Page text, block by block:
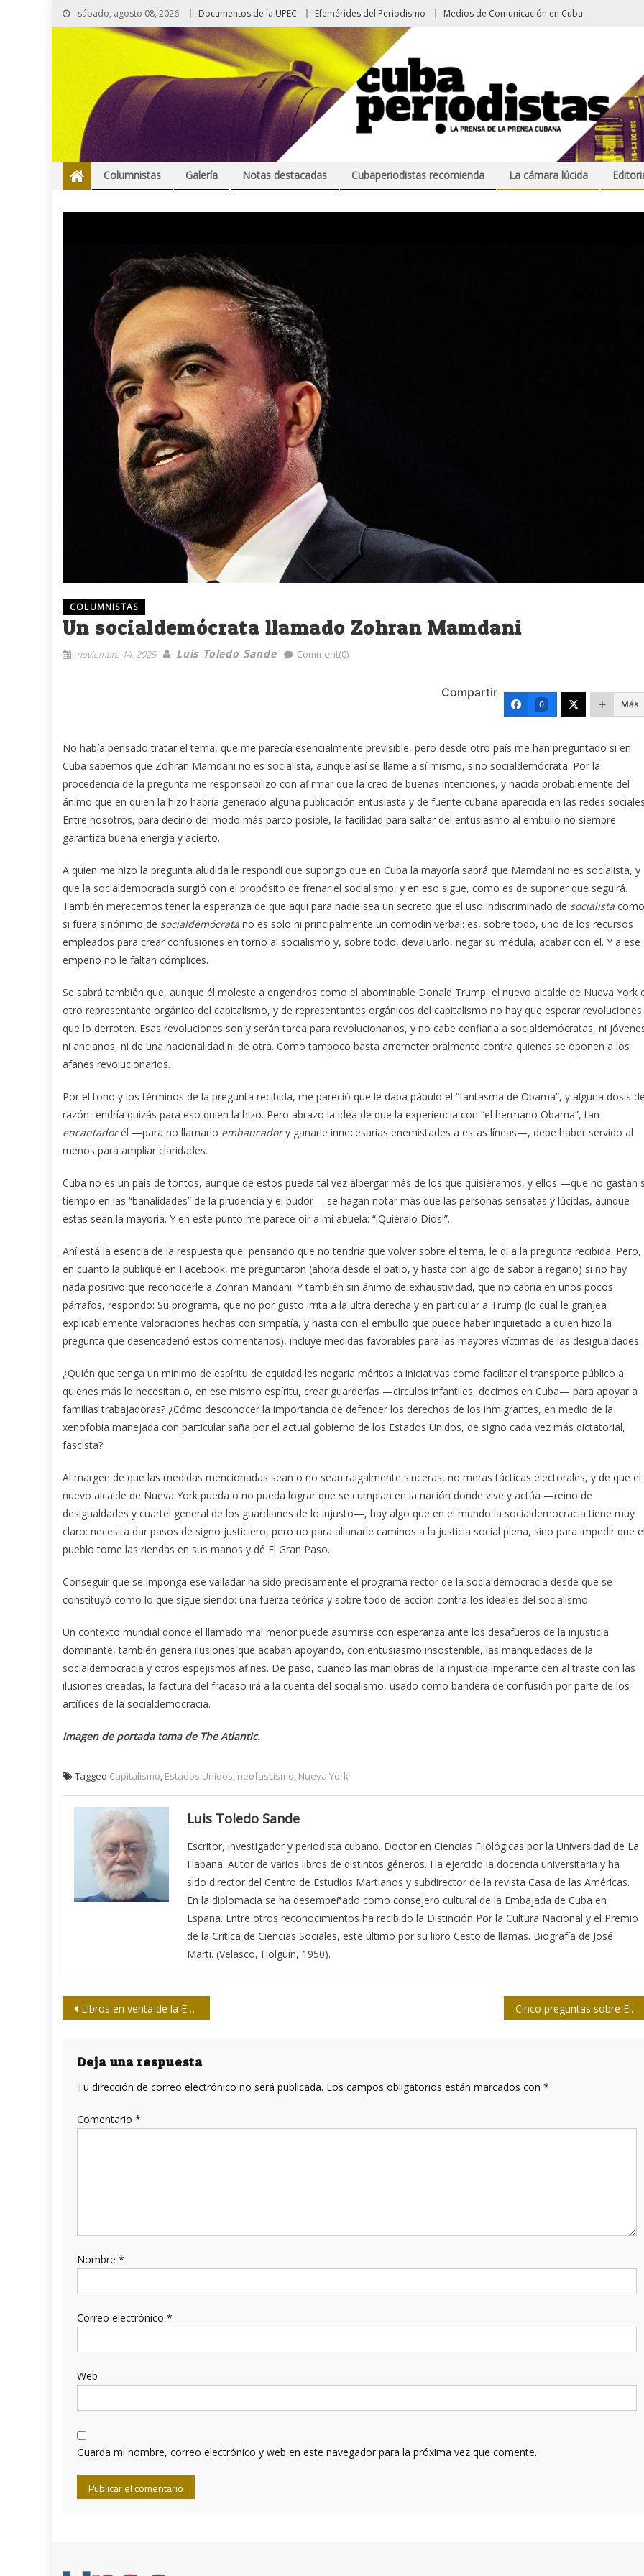
sábado, agosto 08, 2026 Documentos de la UPEC Efemérides del Periodismo Medios de Comunicación en Cuba
Columnistas Galería Notas destacadas Cubaperiodistas recomienda La cámara lúcida
COLUMNISTAS
Un socialdemócrata llamado Zohran Mamdani
noviembre 14, 2025 Luis Toledo Sande Comment(0)
Compartir
0 Más
No había pensado tratar el tema, que me parecía esencialmente previsible, pero desde otro país me han preguntado si en
Cuba sabemos que Zohran Mamdani no es socialista, aunque así se llame a sí mismo, sino socialdemócrata. Por la
procedencia de la pregunta me responsabilizo con afirmar que la creo de buenas intenciones, y nacida probablemente del
ánimo que en quien la hizo habría generado alguna publicación entusiasta y de fuente cubana aparecida en las redes
Entre nosotros, para decirlo del modo más parco posible, la facilidad para saltar del entusiasmo al embullo no siempre
garantiza buena energía y acierto.
A quien me hizo la pregunta aludida le respondí que supongo que en Cuba la mayoría sabrá que Mamdani no es socialista, y
que la socialdemocracia surgió con el propósito de frenar el socialismo, y en eso sigue, como es de suponer que seguirá.
También merecemos tener la esperanza de que aquí para nadie sea un secreto que el uso indiscriminado de socialista como
si fuera sinónimo de socialdemócrata no es solo ni principalmente un comodín verbal: es, sobre todo, uno de los recursos
empleados para crear confusiones en torno al socialismo y, sobre todo, devaluarlo, negar su médula, acabar con él. Y a ese
empeño no le faltan cómplices.
Se sabrá también que, aunque él moleste a engendros como el abominable Donald Trump, el nuevo alcalde de Nueva York
otro representante orgánico del capitalismo, y de representantes orgánicos del capitalismo no hay que esperar revoluciones
que lo derroten. Esas revoluciones son y serán tarea para revolucionarios, y no cabe confiarla a socialdemócratas, ni
ni ancianos, ni de una nacionalidad ni de otra. Como tampoco basta arremeter oralmente contra quienes se oponen a los
afanes revolucionarios.
Por el tono y los términos de la pregunta recibida, me pareció que le daba pábulo el “fantasma de Obama”, y alguna dosis
razón tendría quizás para eso quien la hizo. Pero abrazo la idea de que la experiencia con “el hermano Obama”, tan
encantadorél —para no llamarlo embaucadory ganarle innecesarias enemistades a estas líneas—, debe haber servido al
menos para ampliar claridades.
Cuba no es un país de tontos, aunque de estos pueda tal vez albergar más de los que quisiéramos, y ellos —que no gastan
tiempo en las “banalidades” de la prudencia y el pudor— se hagan notar más que las personas sensatas y lúcidas, aunque
estas sean la mayoría. Y en este punto me parece oír a mi abuela: “¡Quiéralo Dios!”.
Ahí está la esencia de la respuesta que, pensando que no tendría que volver sobre el tema, le di a la pregunta recibida. Pero,
en cuanto la publiqué en Facebook, me preguntaron (ahora desde el patio, y hasta con algo de sabor a regaño) si no hay
nada positivo que reconocerle a Zohran Mandani. Y también sin ánimo de exhaustividad, que no cabría en unos pocos
párrafos, respondo: Su programa, que no por gusto irrita a la ultra derecha y en particular a Trump (lo cual le granjea
explicablemente valoraciones hechas con simpatía, y hasta con el embullo que puede haber inquietado a quien hizo la
pregunta que desencadenó estos comentarios), incluye medidas favorables para las mayores víctimas de las desigualdades.
¿Quién que tenga un mínimo de espíritu de equidad les negaría méritos a iniciativas como facilitar el transporte público a
quienes más lo necesitan o, en ese mismo espíritu, crear guarderías —círculos infantiles, decimos en Cuba— para apoyar a
familias trabajadoras? ¿Cómo desconocer la importancia de defender los derechos de los inmigrantes, en medio de la
xenofobia manejada con particular saña por el actual gobierno de los Estados Unidos, de signo cada vez más dictatorial,
fascista?
Al margen de que las medidas mencionadas sean o no sean raigalmente sinceras, no meras tácticas electorales, y de que el
nuevo alcalde de Nueva York pueda o no pueda lograr que se cumplan en la nación donde vive y actúa —reino de
desigualdades y cuartel general de los guardianes de lo injusto—, hay algo que en el mundo la socialdemocracia tiene muy
claro: necesita dar pasos de signo justiciero, pero no para allanarle caminos a la justicia social plena, sino para impedir que
pueblo tome las riendas en sus manos y dé El Gran Paso.
Conseguir que se imponga ese valladar ha sido precisamente el programa rector de la socialdemocracia desde que se
constituyó como lo que sigue siendo: una fuerza teórica y sobre todo de acción contra los ideales del socialismo.
Un contexto mundial donde el llamado mal menor puede asumirse con esperanza ante los desafueros de la injusticia
dominante, también genera ilusiones que acaban apoyando, con entusiasmo insostenible, las manquedades de la
socialdemocracia y otros espejismos afines. De paso, cuando las maniobras de la injusticia imperante den al traste con las
ilusiones creadas, la factura del fracaso irá a la cuenta del socialismo, usado como bandera de confusión por parte de los
artífices de la socialdemocracia.
Imagen de portada toma de The Atlantic.
Tagged Capitalismo, Estados Unidos, neofascismo, Nueva York
Luis Toledo Sande
Escritor, investigador y periodista cubano. Doctor en Ciencias Filológicas por la Universidad de La
Habana. Autor de varios libros de distintos géneros. Ha ejercido la docencia universitaria y ha
sido director del Centro de Estudios Martianos y subdirector de la revista Casa de las Américas.
En la diplomacia se ha desempeñado como consejero cultural de la Embajada de Cuba en
España. Entre otros reconocimientos ha recibido la Distinción Por la Cultura Nacional y el Premio
de la Crítica de Ciencias Sociales, este último por su libro Cesto de llamas. Biografía de José
Martí. (Velasco, Holguín, 1950).
Navegación
entradas
Libros en venta de la Editorial Pablo Cinco preguntas sobre El Toque
Deja una respuesta
Tu dirección de correo electrónico no será publicada. Los campos obligatorios están marcados con *
Comentario *
Nombre *
Correo electrónico *
Web
Guarda mi nombre, correo electrónico y web en este navegador para la próxima vez que comente.